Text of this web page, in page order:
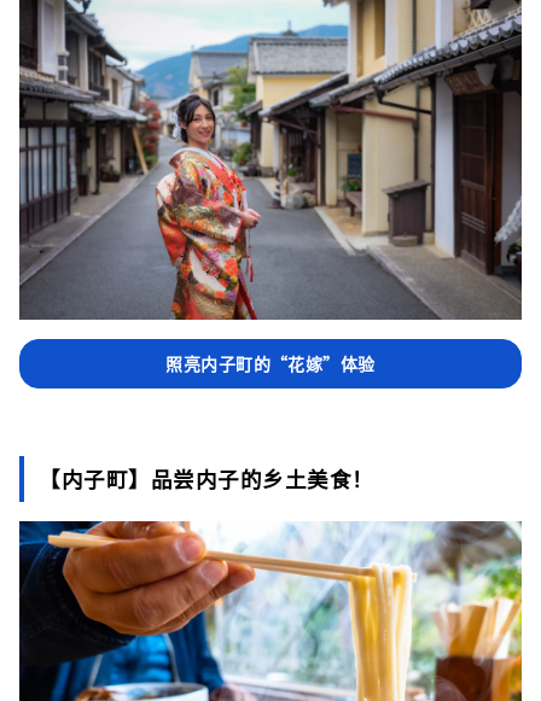
照亮内子町的“花嫁”体验
【内子町】品尝内子的乡土美食！